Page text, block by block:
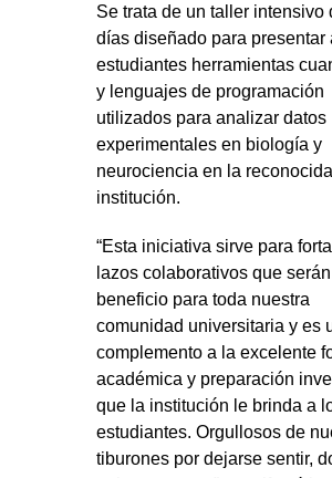
Se trata de un taller intensivo
días diseñado para presentar
estudiantes herramientas
y lenguajes de programación
utilizados para analizar datos
experimentales en biología y
neurociencia en la reconocida
institución.
“Esta iniciativa sirve para
lazos colaborativos que
beneficio para toda nuestra
comunidad universitaria y es
complemento a la excelente
académica y preparación
que la institución le brinda a
estudiantes. Orgullosos de
tiburones por dejarse sentir,